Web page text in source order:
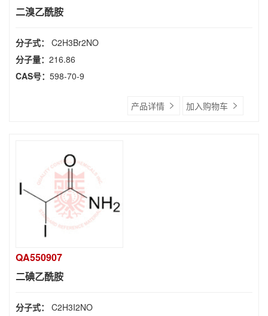
二溴乙酰胺
分子式： C2H3Br2NO
分子量： 216.86
CAS号： 598-70-9
产品详情 加入购物车
QA550907
二碘乙酰胺
分子式： C2H3I2NO